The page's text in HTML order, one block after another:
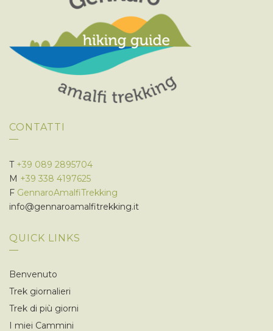
CONTATTI
T +39 089 2895704
M +39 338 4197625
F GennaroAmalfiTrekking
info@gennaroamalfitrekking.it
QUICK LINKS
Benvenuto
Trek giornalieri
Trek di più giorni
I miei Cammini